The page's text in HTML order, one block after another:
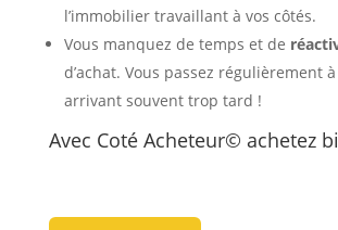
l’immobilier travaillant à vos côtés.
Vous manquez de temps et de
d’achat. Vous passez régulièrement
arrivant souvent trop tard !
Avec Coté Acheteur© achetez